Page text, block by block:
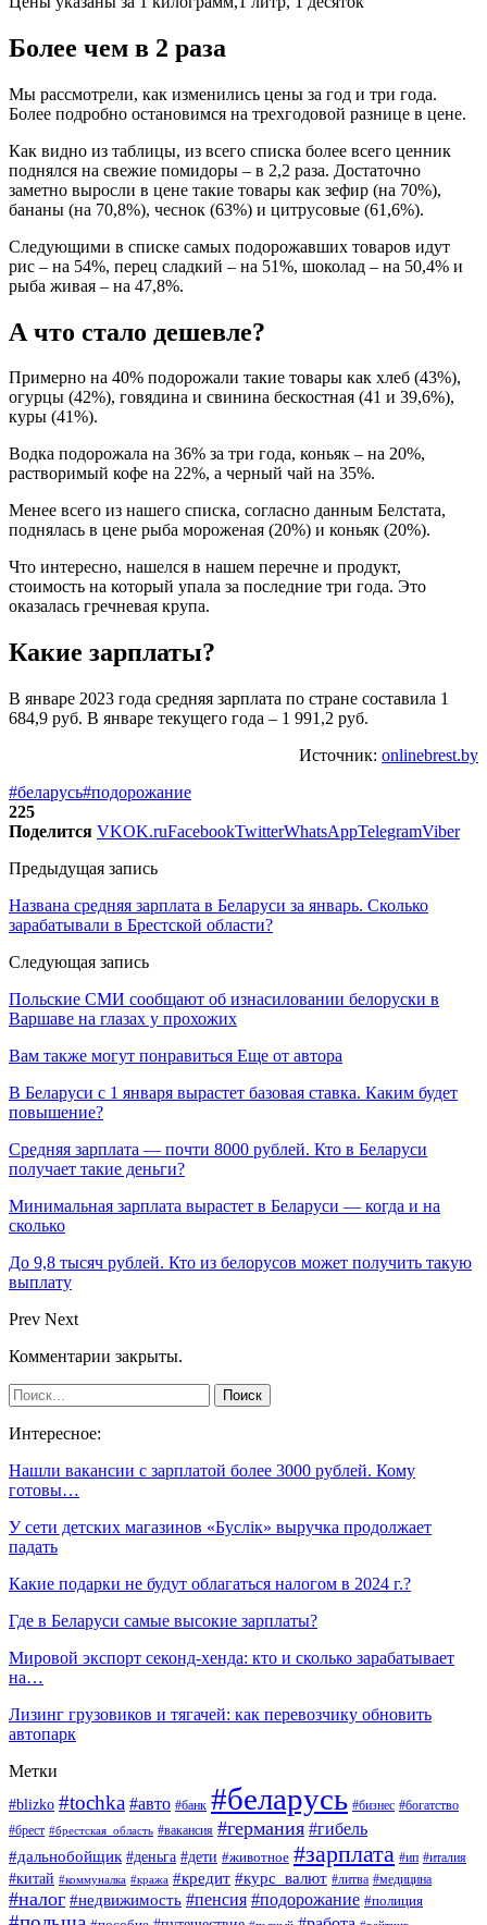
Более чем в 2 раза
Мы рассмотрели, как изменились цены за год и три года.
Более подробно остановимся на трехгодовой разнице в цене.
Как видно из таблицы, из всего списка более всего ценник
поднялся на свежие помидоры – в 2,2 раза. Достаточно
заметно выросли в цене такие товары как зефир (на 70%),
бананы (на 70,8%), чеснок (63%) и цитрусовые (61,6%).
Следующими в списке самых подорожавших товаров идут
рис – на 54%, перец сладкий – на 51%, шоколад – на 50,4% и
рыба живая – на 47,8%.
А что стало дешевле?
Примерно на 40% подорожали такие товары как хлеб (43%),
огурцы (42%), говядина и свинина бескостная (41 и 39,6%),
куры (41%).
Водка подорожала на 36% за три года, коньяк – на 20%,
растворимый кофе на 22%, а черный чай на 35%.
Менее всего из нашего списка, согласно данным Белстата,
поднялась в цене рыба мороженая (20%) и коньяк (20%).
Что интересно, нашелся в нашем перечне и продукт,
стоимость на который упала за последние три года. Это
оказалась гречневая крупа.
Какие зарплаты?
В январе 2023 года средняя зарплата по стране составила 1
684,9 руб. В январе текущего года – 1 991,2 руб.
Источник: onlinebrest.by
#беларусь#подорожание
225
Поделится VKOK.ruFacebookTwitterWhatsAppTelegramViber
Предыдущая запись
Названа средняя зарплата в Беларуси за январь. Сколько
зарабатывали в Брестской области?
Следующая запись
Польские СМИ сообщают об изнасиловании белоруски в
Варшаве на глазах у прохожих
Вам также могут понравиться Еще от автора
В Беларуси с 1 января вырастет базовая ставка. Каким будет
повышение?
Средняя зарплата — почти 8000 рублей. Кто в Беларуси
получает такие деньги?
Минимальная зарплата вырастет в Беларуси — когда и на
сколько
До 9,8 тысяч рублей. Кто из белорусов может получить такую
выплату
Prev Next
Комментарии закрыты.
Интересное:
Нашли вакансии с зарплатой более 3000 рублей. Кому
готовы…
У сети детских магазинов «Буслiк» выручка продолжает
падать
Какие подарки не будут облагаться налогом в 2024 г.?
Где в Беларуси самые высокие зарплаты?
Мировой экспорт секонд-хенда: кто и сколько зарабатывает
на…
Лизинг грузовиков и тягачей: как перевозчику обновить
автопарк
Метки
#blizko #tochka #авто #банк #беларусь #бизнес #богатство
#брест #брестская_область #вакансия #германия #гибель
#дальнобойщик #деньга #дети #животное #зарплата #ип #италия
#китай #коммуналка #кража #кредит #курс_валют #литва #медицина
#налог #недвижимость #пенсия #подорожание #полиция